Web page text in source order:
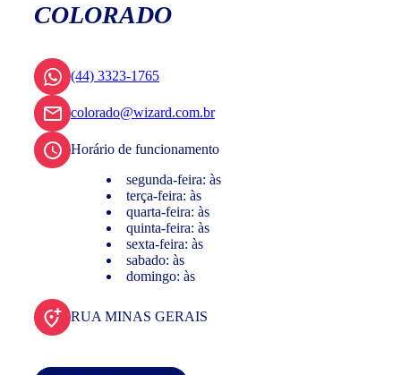
COLORADO
(44) 3323-1765
colorado@wizard.com.br
Horário de funcionamento
segunda-feira: às
terça-feira: às
quarta-feira: às
quinta-feira: às
sexta-feira: às
sabado: às
domingo: às
RUA MINAS GERAIS